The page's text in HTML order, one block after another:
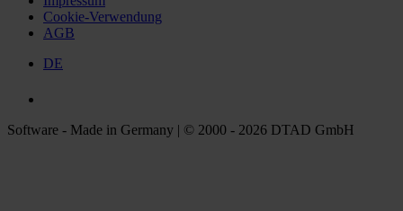
Cookie-Verwendung
AGB
DE
Software - Made in Germany | © 2000 - 2026 DTAD GmbH